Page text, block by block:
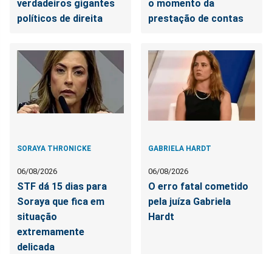
verdadeiros gigantes
políticos de direita
o momento da
prestação de contas
SORAYA THRONICKE
06/08/2026
STF dá 15 dias para
Soraya que fica em
situação
extremamente
delicada
GABRIELA HARDT
06/08/2026
O erro fatal cometido
pela juíza Gabriela
Hardt